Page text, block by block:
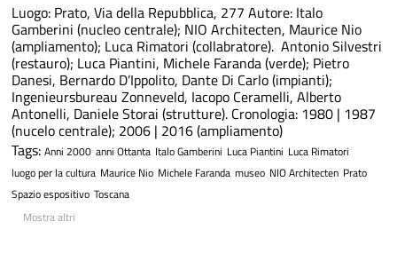
Luogo: Prato, Via della Repubblica, 277 Autore: Italo
Gamberini (nucleo centrale); NIO Architecten, Maurice Nio
(ampliamento); Luca Rimatori (collabratore). Antonio Silvestri
(restauro); Luca Piantini, Michele Faranda (verde); Pietro
Danesi, Bernardo D’Ippolito, Dante Di Carlo (impianti);
Ingenieursbureau Zonneveld, Iacopo Ceramelli, Alberto
Antonelli, Daniele Storai (strutture). Cronologia: 1980 | 1987
(nucelo centrale); 2006 | 2016 (ampliamento)
Tags: Anni 2000 anni Ottanta Italo Gamberini Luca Piantini Luca Rimatori
luogo per la cultura Maurice Nio Michele Faranda museo NIO Architecten Prato
Spazio espositivo Toscana
Mostra altri